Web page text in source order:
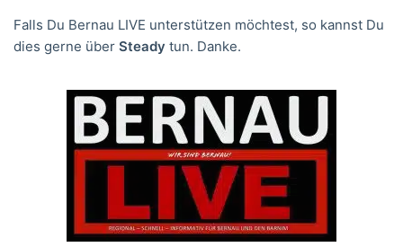
Falls Du Bernau LIVE unterstützen möchtest, so kannst Du
dies gerne über Steady tun. Danke.